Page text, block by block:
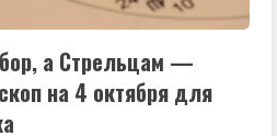
а Стрельцам —
на 4 октября для